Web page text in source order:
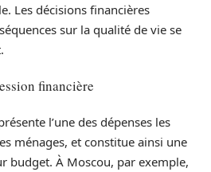
Les décisions financières
sur la qualité de vie se
financière
l’une des dépenses les
ménages, et constitue ainsi une
budget. À Moscou, par exemple,